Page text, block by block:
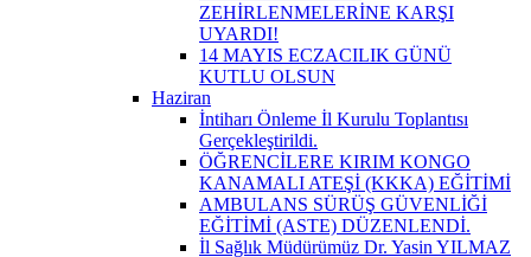
ZEHİRLENMELERİNE KARŞI
UYARDI!
14 MAYIS ECZACILIK GÜNÜ
KUTLU OLSUN
Haziran
İntiharı Önleme İl Kurulu Toplantısı
Gerçekleştirildi.
ÖĞRENCİLERE KIRIM KONGO
KANAMALI ATEŞİ (KKKA) EĞİTİMİ
AMBULANS SÜRÜŞ GÜVENLİĞİ
EĞİTİMİ (ASTE) DÜZENLENDİ.
İl Sağlık Müdürümüz Dr. Yasin YILMAZ